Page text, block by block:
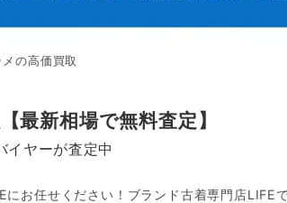
の高価買取
最新相場で無料査定】
イヤーが査定中
にお任せください！ブランド古着専門店